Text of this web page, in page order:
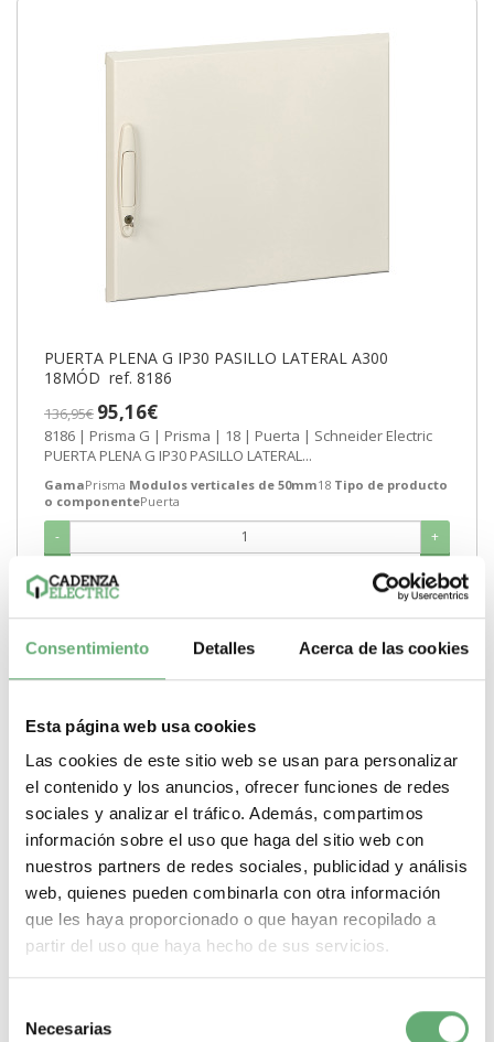
Consentimiento Detalles Acerca de las cookies
Esta página web usa cookies
Las cookies de este sitio web se usan para personalizar
el contenido y los anuncios, ofrecer funciones de redes
sociales y analizar el tráfico. Además, compartimos
información sobre el uso que haga del sitio web con
nuestros partners de redes sociales, publicidad y análisis
web, quienes pueden combinarla con otra información
que les haya proporcionado o que hayan recopilado a
partir del uso que haya hecho de sus servicios.
Necesarias
PUERTA PLENA G IP30 PASILLO LATERAL A300
18MÓD ref. 8186
136,95€ 95,16€
8186 | Prisma G | Prisma | 18 | Puerta | Schneider Electric
PUERTA PLENA G IP30 PASILLO LATERAL...
GamaPrisma Modulos verticales de 50mm18 Tipo de producto
o componentePuerta
- +
8179